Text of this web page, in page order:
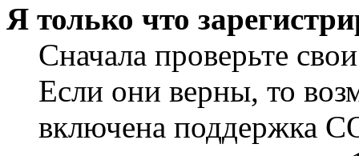
Я только что
Сначала проверьте
Если они верны, то
включена поддержка